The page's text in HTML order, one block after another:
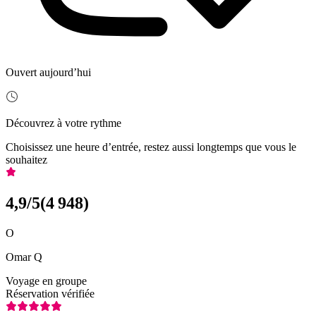
Ouvert aujourd’hui
Découvrez à votre rythme
Choisissez une heure d’entrée, restez aussi longtemps que vous le
souhaitez
4,9/5(4 948)
O
Omar Q
Voyage en groupe
Réservation vérifiée